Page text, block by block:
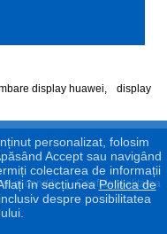
display huawei,
display
şi condiţii | Confidenţialitatea
personalizat, folosim
Accept sau navigând
colectarea de informații
în secțiuneaPolitica de
despre posibilitatea